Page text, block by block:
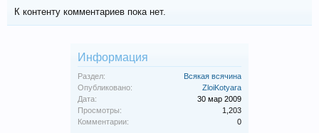
К контенту комментариев пока нет.
Информация
Раздел:
Всякая всячина
Опубликовано:
ZloiKotyara
Дата:
30 мар 2009
Просмотры:
1,203
Комментарии:
0